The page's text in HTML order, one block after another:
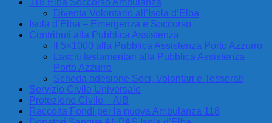
118 Elba Soccorso Ambulanza
Diventa Volontario all’Isola d’Elba
Isola d’Elba – Emergenza e Soccorso
Contributi alla Pubblica Assistenza
Il 5×1000 alla Pubblica Assistenza Porto Azzurro
Lasciti testamentari alla Pubblica Assistenza
Porto Azzurro
Scheda adesione Soci, Volontari e Tesserati
Servizio Civile Universale
Protezione Civile – AIB
Raccolta Fondi per la nuova Ambulanza 118